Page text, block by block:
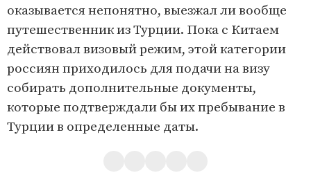
оказывается непонятно, выезжал ли вообще
путешественник из Турции. Пока с Китаем
действовал визовый режим, этой категории
россиян приходилось для подачи на визу
собирать дополнительные документы,
которые подтверждали бы их пребывание в
Турции в определенные даты.